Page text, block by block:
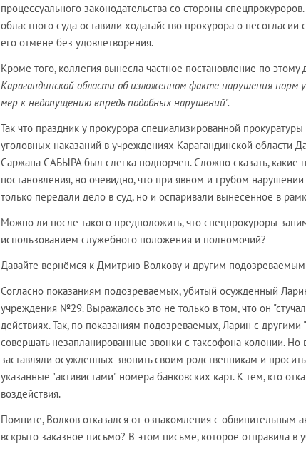
процессуального законодательства со стороны
областного суда оставили ходатайство прокурора о
его отмене без удовлетворения.
Кроме того, коллегия вынесла частное постановление по этому
Карагандинской области об изложенном факте нарушения норм
мер к недопущению впредь подобных нарушений".
Так что праздник у прокурора специализированной
уголовных наказаний в учреждениях Карагандинской области
Саржана САБЫРА был слегка подпорчен. Сложно сказать, какие
постановления, но очевидно, что при явном и грубом
только передали дело в суд, но и оспаривали вынесенное в
Можно ли после такого предположить, что спецпрокуроры
использованием служебного положения и полномочий?
Давайте вернёмся к Дмитрию Волкову и другим подозреваемым
Согласно показаниям подозреваемых, убитый осужденный
учреждения №29. Выражалось это не только в том, что он
действиях. Так, по показаниям подозреваемых, Ларин с
совершать незапланированные звонки с таксофона колонии.
заставляли осужденных звонить своим родственникам и
указанные "активистами" номера банковских карт. К тем, кто
воздействия.
Помните, Волков отказался от ознакомления с обвинительным
вскрыто заказное письмо? В этом письме, которое отправила